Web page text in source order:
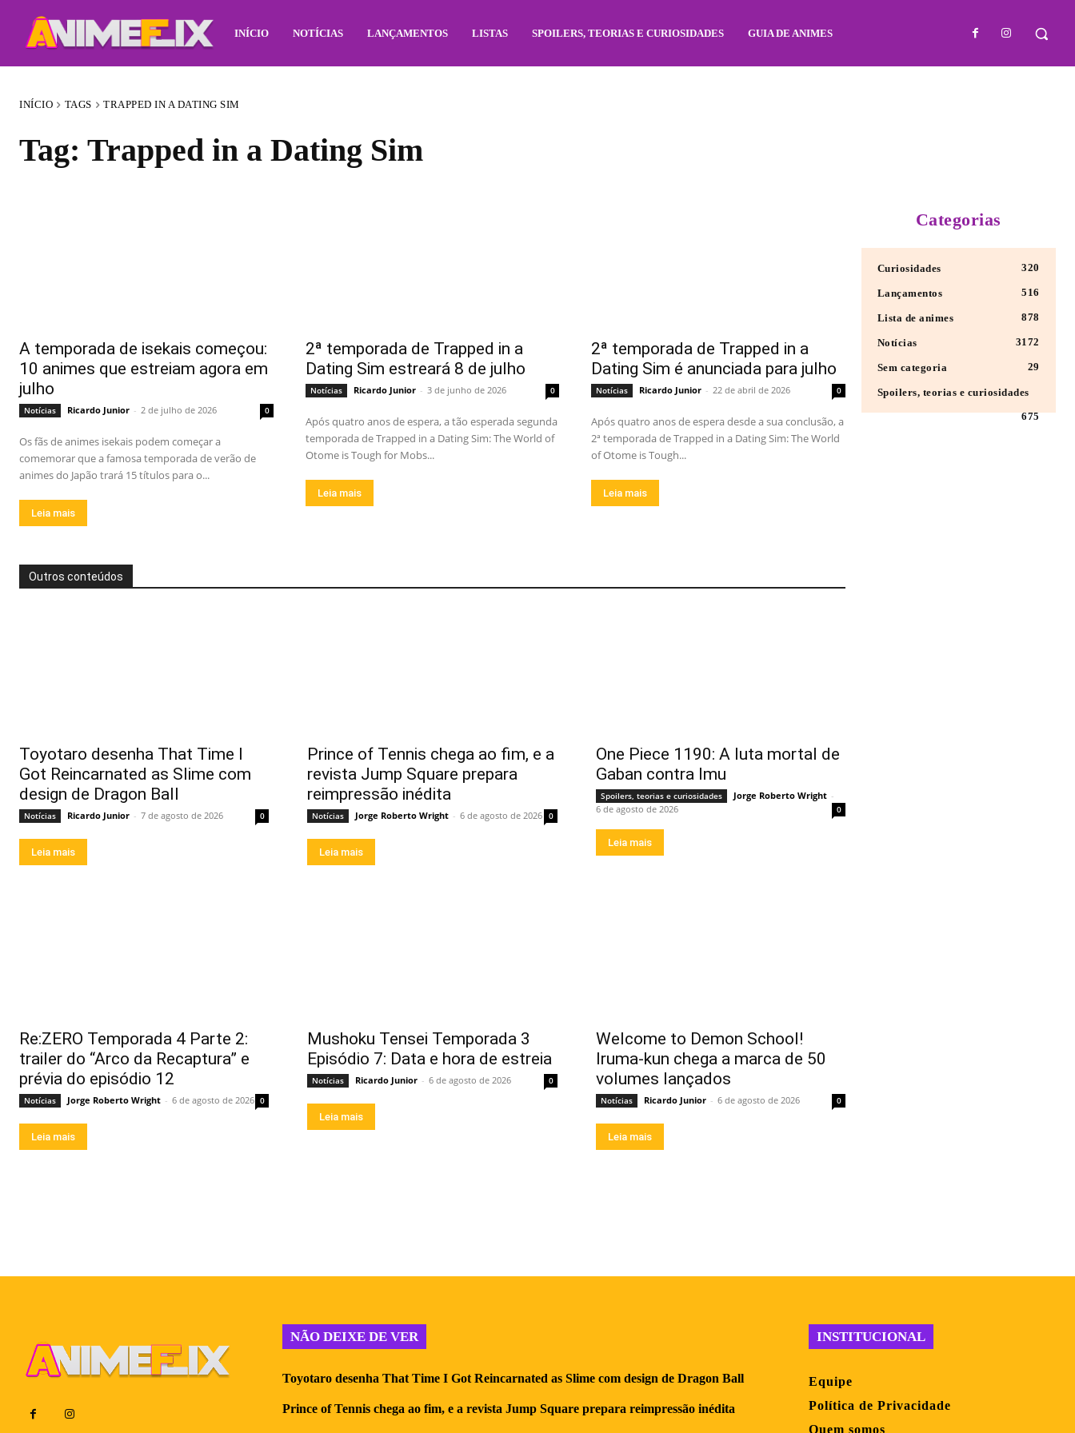
INÍCIO NOTÍCIAS LANÇAMENTOS LISTAS SPOILERS, TEORIAS E CURIOSIDADES GUIA DE ANIMES
INÍCIO TAGS TRAPPED IN A DATING SIM
Tag: Trapped in a Dating Sim
A temporada de isekais começou:
10 animes que estreiam agora em
julho
Notícias Ricardo Junior - 2 de julho de 2026 0
Os fãs de animes isekais podem começar a
comemorar que a famosa temporada de verão de
animes do Japão trará 15 títulos para o...
Leia mais
2ª temporada de Trapped in a
Dating Sim estreará 8 de julho
Notícias Ricardo Junior - 3 de junho de 2026 0
Após quatro anos de espera, a tão esperada segunda
temporada de Trapped in a Dating Sim: The World of
Otome is Tough for Mobs...
Leia mais
2ª temporada de Trapped in a
Dating Sim é anunciada para julho
Notícias Ricardo Junior - 22 de abril de 2026 0
Após quatro anos de espera desde a sua conclusão, a
2ª temporada de Trapped in a Dating Sim: The World
of Otome is Tough...
Leia mais
Outros conteúdos
Toyotaro desenha That Time I
Got Reincarnated as Slime com
design de Dragon Ball
Notícias Ricardo Junior - 7 de agosto de 2026 0
Leia mais
Prince of Tennis chega ao fim, e a
revista Jump Square prepara
reimpressão inédita
Notícias Jorge Roberto Wright - 6 de agosto de 2026 0
Leia mais
One Piece 1190: A luta mortal de
Gaban contra Imu
Spoilers, teorias e curiosidades Jorge Roberto Wright -
6 de agosto de 2026
0
Leia mais
Re:ZERO Temporada 4 Parte 2:
trailer do “Arco da Recaptura” e
prévia do episódio 12
Notícias Jorge Roberto Wright - 6 de agosto de 2026 0
Leia mais
Mushoku Tensei Temporada 3
Episódio 7: Data e hora de estreia
Notícias Ricardo Junior - 6 de agosto de 2026 0
Leia mais
Welcome to Demon School!
Iruma-kun chega a marca de 50
volumes lançados
Notícias Ricardo Junior - 6 de agosto de 2026 0
Leia mais
Categorias
Curiosidades 320
Lançamentos 516
Lista de animes 878
Notícias 3172
Sem categoria 29
Spoilers, teorias e curiosidades
675
NÃO DEIXE DE VER
Toyotaro desenha That Time I Got Reincarnated as Slime com design de Dragon Ball
Prince of Tennis chega ao fim, e a revista Jump Square prepara reimpressão inédita
INSTITUCIONAL
Equipe
Política de Privacidade
Quem somos